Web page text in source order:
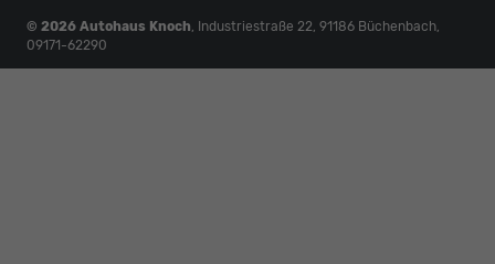
© 2026 Autohaus Knoch, Industriestraße 22, 91186 Büchenbach,
09171-62290